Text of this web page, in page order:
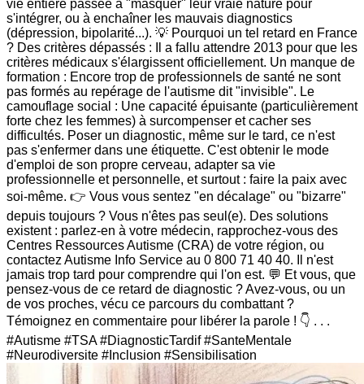
vie entière passée à "masquer" leur vraie nature pour
s'intégrer, ou à enchaîner les mauvais diagnostics
(dépression, bipolarité...). 💡 Pourquoi un tel retard en France
? Des critères dépassés : Il a fallu attendre 2013 pour que les
critères médicaux s'élargissent officiellement. Un manque de
formation : Encore trop de professionnels de santé ne sont
pas formés au repérage de l'autisme dit "invisible". Le
camouflage social : Une capacité épuisante (particulièrement
forte chez les femmes) à surcompenser et cacher ses
difficultés. Poser un diagnostic, même sur le tard, ce n'est
pas s'enfermer dans une étiquette. C'est obtenir le mode
d'emploi de son propre cerveau, adapter sa vie
professionnelle et personnelle, et surtout : faire la paix avec
soi-même. 👉 Vous vous sentez "en décalage" ou "bizarre"
depuis toujours ? Vous n'êtes pas seul(e). Des solutions
existent : parlez-en à votre médecin, rapprochez-vous des
Centres Ressources Autisme (CRA) de votre région, ou
contactez Autisme Info Service au 0 800 71 40 40. Il n'est
jamais trop tard pour comprendre qui l'on est. 💬 Et vous, que
pensez-vous de ce retard de diagnostic ? Avez-vous, ou un
de vos proches, vécu ce parcours du combattant ?
Témoignez en commentaire pour libérer la parole ! 👇 . . .
#Autisme #TSA #DiagnosticTardif #SanteMentale
#Neurodiversite #Inclusion #Sensibilisation